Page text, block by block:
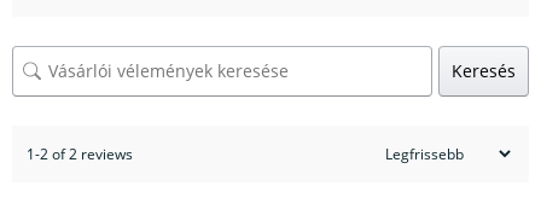
Keresés
1-2 of 2 reviews